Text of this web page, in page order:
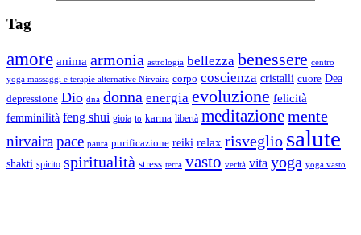
Tag
amore anima armonia astrologia bellezza benessere centro
yoga massaggi e terapie alternative Nirvaira corpo coscienza cristalli cuore Dea
depressione Dio dna donna energia evoluzione felicità
femminilità feng shui gioia io karma libertà meditazionemente
nirvairapace paura purificazione reiki relax risveglio salute
shakti spirito spiritualità stress terra vasto verità vita yoga yoga vasto